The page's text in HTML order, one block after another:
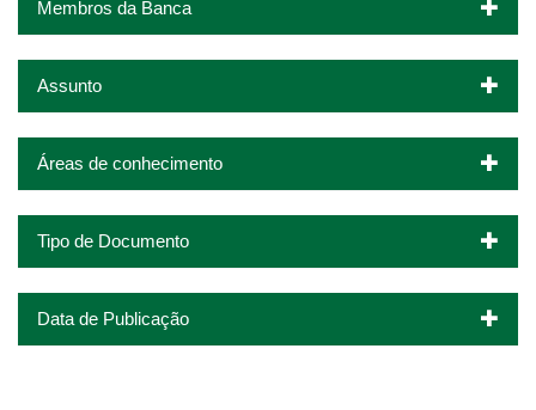
Membros da Banca
Assunto
Áreas de conhecimento
Tipo de Documento
Data de Publicação